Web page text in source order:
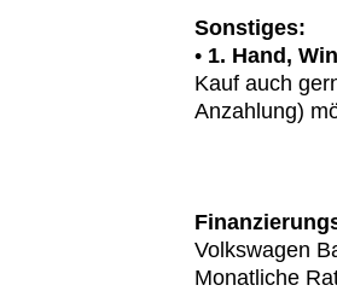
Sonstiges:
• 1. Hand,
Kauf auch
Anzahlung)
Volkswagen
Monatliche